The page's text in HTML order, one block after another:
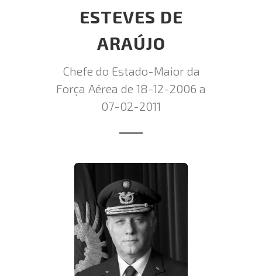
ESTEVES DE
ARAÚJO
Chefe do Estado-Maior da
Força Aérea de 18-12-2006 a
07-02-2011